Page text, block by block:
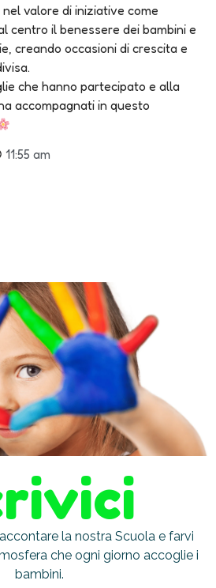
valore di iniziative come
centro il benessere dei bambini e
creando occasioni di crescita e
che hanno partecipato e alla
accompagnati in questo
11:55 am
la nostra Scuola e farvi
che ogni giorno accoglie i
bambini.